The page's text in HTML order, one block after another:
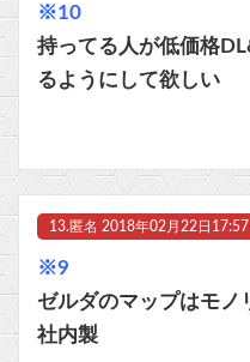
※10
持ってる人が低価格
るようにして欲しい
13. 匿名 2018年02月22日
※9
ゼルダのマップはモノ
社内製